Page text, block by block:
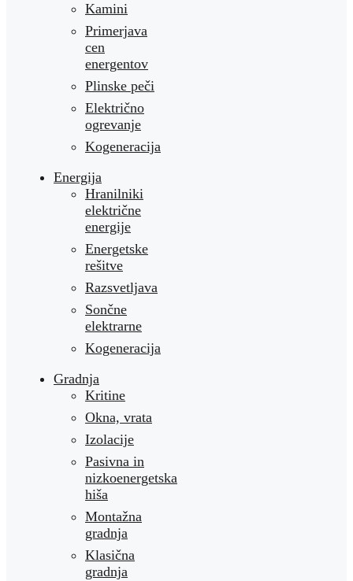
Kamini
Primerjava
cen
energentov
Plinske peči
Električno
ogrevanje
Kogeneracija
Energija
Hranilniki
električne
energije
Energetske
rešitve
Razsvetljava
Sončne
elektrarne
Kogeneracija
Gradnja
Kritine
Okna, vrata
Izolacije
Pasivna in
nizkoenergetska
hiša
Montažna
gradnja
Klasična
gradnja